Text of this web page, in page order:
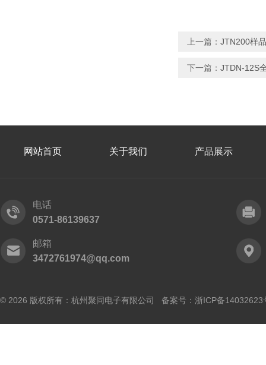
上一篇： JTN200样
下一篇： JTDN-12S
网站首页 关于我们 产品展示
电话
0571-86139637
邮箱
3472761974@qq.com
© 2026 版权所有：杭州聚同电子有限公司 备案号： 浙ICP备14032623